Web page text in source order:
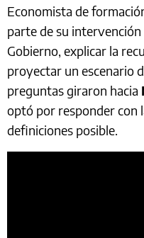
Economista de
parte de su
Gobierno, explicar la
proyectar un escenario
preguntas giraron hacia
optó por responder con
definiciones posible.